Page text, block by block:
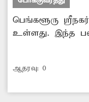
பெங்களூரு
உள்ளது. இந்த
சாலையின்
சாலையே
இதனால் அந்த
ஓட்டிகள்
ஆதரவு: 0